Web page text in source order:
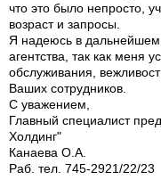
что это было непросто,
возраст и запросы.
Я надеюсь в дальнейшем
агентства, так как меня
обслуживания,
Ваших сотрудников.
С уважением,
Главный специалист
Холдинг"
Канаева О.А.
Раб. тел. 745-2921/22/23